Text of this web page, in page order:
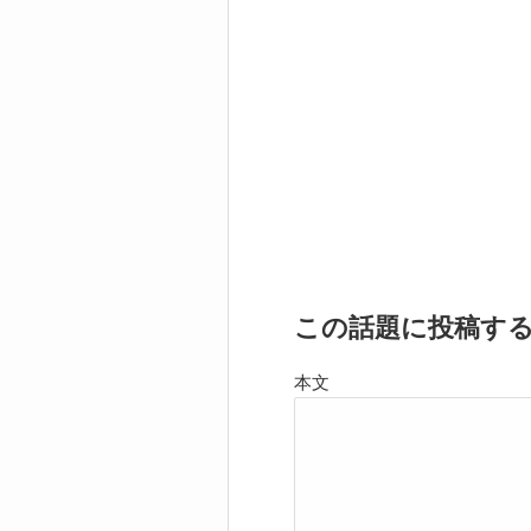
この話題に投稿す
本文